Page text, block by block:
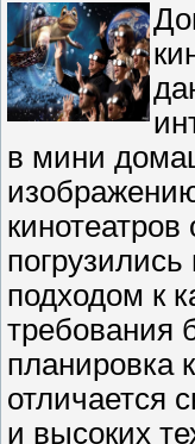
в мини
подходом к
требования
планировка
отличается
и высоких